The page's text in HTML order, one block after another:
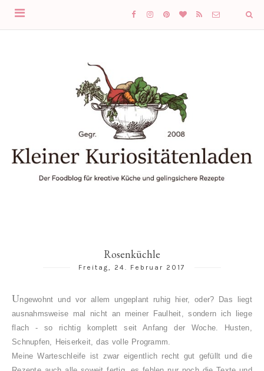
Rosenküchle
Freitag, 24. Februar 2017
Ungewohnt und vor allem ungeplant ruhig hier, oder? Das liegt
ausnahmsweise mal nicht an meiner Faulheit, sondern ich liege
flach - so richtig komplett seit Anfang der Woche. Husten,
Schnupfen, Heiserkeit, das volle Programm.
Meine Warteschleife ist zwar eigentlich recht gut gefüllt und die